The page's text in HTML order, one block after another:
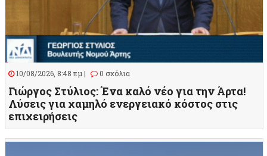
10/08/2026, 8:48 πμ | 0 σχόλια
Γιώργος Στύλιος: Ένα καλό νέο για την Άρτα!
Λύσεις για χαμηλό ενεργειακό κόστος στις
επιχειρήσεις